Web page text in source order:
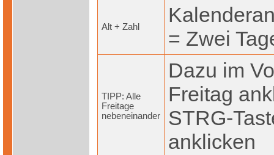
Alt + Zahl
= Zwei
TIPP: Alle
Freitage
nebeneinander
Dazu im
Freitag
STRG-
anklicken